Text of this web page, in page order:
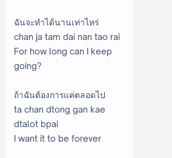
ฉันจะทำได้นานเท่าไหร่
chan ja tam dai nan tao rai
For how long can I keep
going?
ถ้าฉันต้องการแค่ตลอดไป
ta chan dtong gan kae
dtalot bpai
I want it to be forever